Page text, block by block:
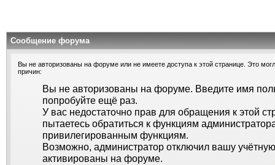
Сообщение форума
Вы не авторизованы на форуме или не имеете доступа к этой странице. Это
причин:
Вы не авторизованы на форуме. Введите имя
попробуйте ещё раз.
У вас недостаточно прав для обращения к этой
пытаетесь обратиться к функциям
привилегированным функциям.
Возможно, администратор отключил вашу
активированы на форуме.